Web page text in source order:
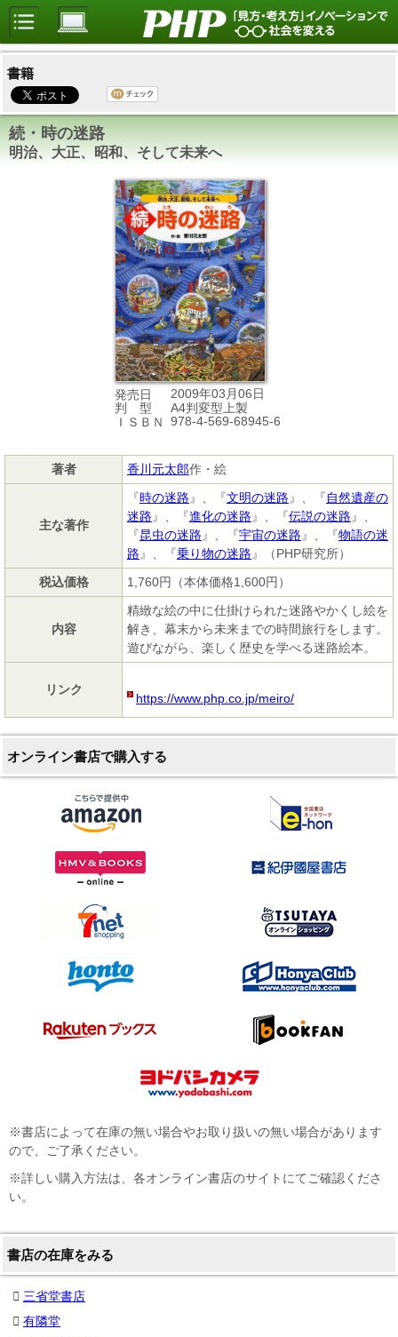
書籍
続・時の迷路
明治、大正、昭和、そして未来へ
発売日
2009年03月06日
判 型
A4判変型上製
ＩＳＢＮ
978-4-569-68945-6
著者 香川元太郎作・絵
主な著作
『時の迷路 』、『文明の迷路 』、『自然遺産の
迷路 』、『進化の迷路 』、『伝説の迷路 』、
『昆虫の迷路 』、『宇宙の迷路 』、『物語の迷
路 』、『乗り物の迷路 』（PHP研究所）
税込価格
1,760円（本体価格1,600円）
内容
精緻な絵の中に仕掛けられた迷路やかくし絵を
解き、幕末から未来までの時間旅行をします。
遊びながら、楽しく歴史を学べる迷路絵本。
リンク
https://www.php.co.jp/meiro/
オンライン書店で購入する
※書店によって在庫の無い場合やお取り扱いの無い場合があります
ので、ご了承ください。
※詳しい購入方法は、各オンライン書店のサイトにてご確認くださ
い。
書店の在庫をみる
三省堂書店
有隣堂